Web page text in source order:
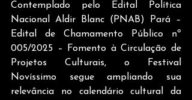
Contemplado pelo Edital Política
Nacional Aldir Blanc (PNAB) Pará –
Edital de Chamamento Público nº
005/2025 – Fomento à Circulação de
Projetos Culturais, o Festival
Novíssimo segue ampliando sua
relevância no calendário cultural da